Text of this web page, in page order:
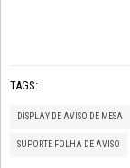
TAGS:
DISPLAY DE AVISO DE MESA
SUPORTE FOLHA DE AVISO